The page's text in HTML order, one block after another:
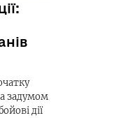
задумом
дії